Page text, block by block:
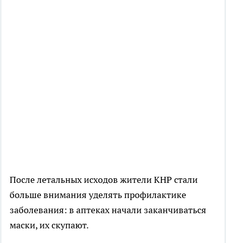
После летальных исходов жители КНР стали
больше внимания уделять профилактике
заболевания: в аптеках начали заканчиваться
маски, их скупают.